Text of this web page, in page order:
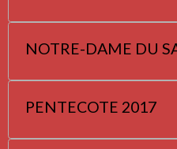
NOTRE-DAME DU
PENTECOTE 2017